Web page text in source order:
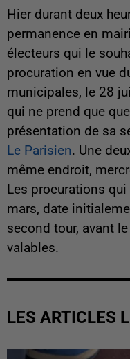
Hier durant deux
permanence en
électeurs qui le
procuration en vue
municipales, le 28
qui ne prend que
présentation de sa
Le Parisien. Une
même endroit,
Les procurations
mars, date
second tour, avant
valables.
LES ARTICLES